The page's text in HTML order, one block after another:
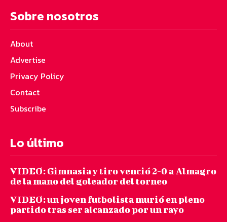
Sobre nosotros
About
Advertise
Privacy Policy
Contact
Subscribe
Lo último
VIDEO: Gimnasia y tiro venció 2-0 a Almagro
de la mano del goleador del torneo
VIDEO: un joven futbolista murió en pleno
partido tras ser alcanzado por un rayo